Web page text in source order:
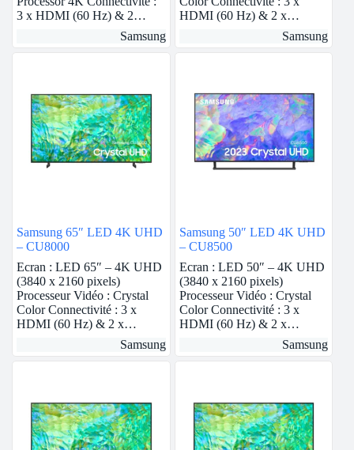
3 x HDMI (60 Hz) & 2…
Samsung
HDMI (60 Hz) & 2 x…
Samsung
Samsung 65″ LED 4K UHD
– CU8000
Ecran : LED 65″ – 4K UHD
(3840 x 2160 pixels)
Processeur Vidéo : Crystal
Color Connectivité : 3 x
HDMI (60 Hz) & 2 x…
Samsung
Samsung 50″ LED 4K UHD
– CU8500
Ecran : LED 50″ – 4K UHD
(3840 x 2160 pixels)
Processeur Vidéo : Crystal
Color Connectivité : 3 x
HDMI (60 Hz) & 2 x…
Samsung